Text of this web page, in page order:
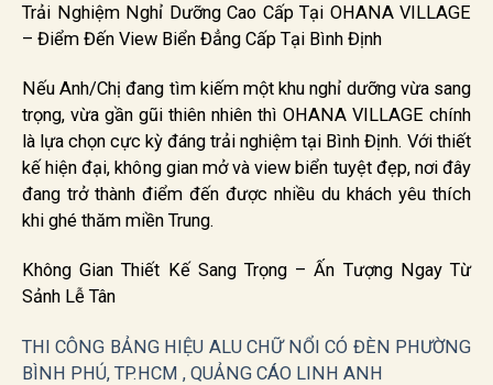
Trải Nghiệm Nghỉ Dưỡng Cao Cấp Tại OHANA VILLAGE
– Điểm Đến View Biển Đẳng Cấp Tại Bình Định
Nếu Anh/Chị đang tìm kiếm một khu nghỉ dưỡng vừa sang
trọng, vừa gần gũi thiên nhiên thì OHANA VILLAGE chính
là lựa chọn cực kỳ đáng trải nghiệm tại Bình Định. Với thiết
kế hiện đại, không gian mở và view biển tuyệt đẹp, nơi đây
đang trở thành điểm đến được nhiều du khách yêu thích
khi ghé thăm miền Trung.
Không Gian Thiết Kế Sang Trọng – Ấn Tượng Ngay Từ
Sảnh Lễ Tân
THI CÔNG BẢNG HIỆU ALU CHỮ NỔI CÓ ĐÈN PHƯỜNG
BÌNH PHÚ, TP.HCM , QUẢNG CÁO LINH ANH